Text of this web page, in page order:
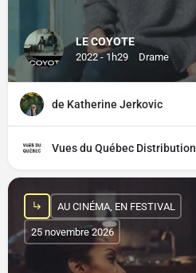
LE COYOTE
2022 - 1h29 Drame
de Katherine Jerkovic
Vues du Québec Distribution
AU CINÉMA, EN FESTIVAL
25 novembre 2026